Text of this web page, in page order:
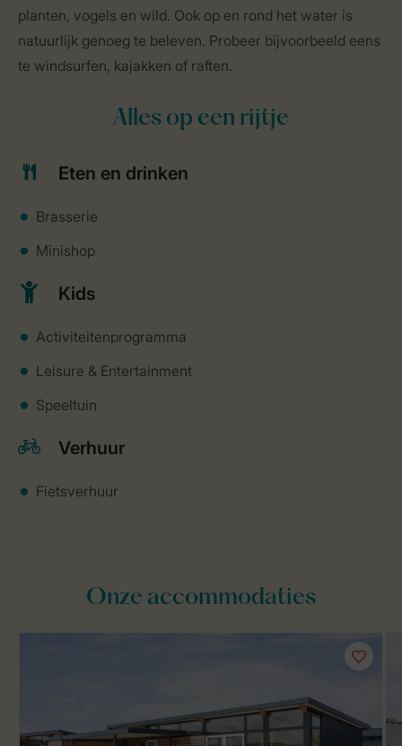
planten, vogels en wild. Ook op en rond het water is
natuurlijk genoeg te beleven. Probeer bijvoorbeeld eens
te windsurfen, kajakken of raften.
Alles op een rijtje
Eten en drinken
Brasserie
Minishop
Kids
Activiteitenprogramma
Leisure & Entertainment
Speeltuin
Verhuur
Fietsverhuur